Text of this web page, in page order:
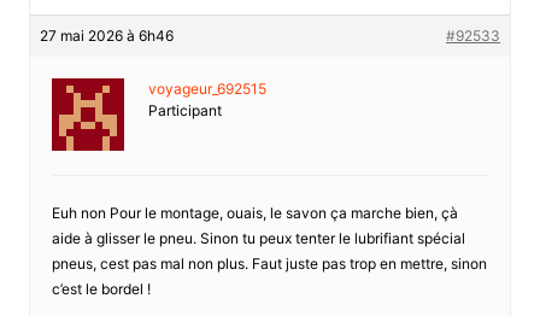
27 mai 2026 à 6h46 #92533
voyageur_692515
Participant
Euh non Pour le montage, ouais, le savon ça marche bien, çà
aide à glisser le pneu. Sinon tu peux tenter le lubrifiant spécial
pneus, cest pas mal non plus. Faut juste pas trop en mettre, sinon
c’est le bordel !